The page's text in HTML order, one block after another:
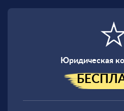
Юридическая